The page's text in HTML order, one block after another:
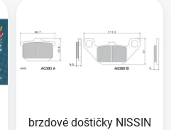
brzdové doštičky NISSIN